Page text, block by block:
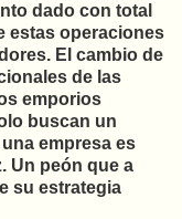
dado con total
estas operaciones
El cambio de
de las
emporios
buscan un
empresa es
Un peón que a
su estrategia